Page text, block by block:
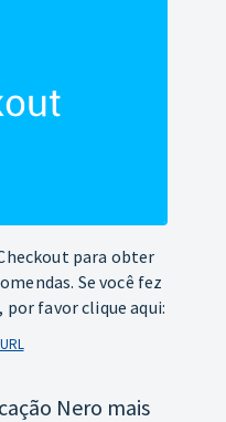
para obter
Se você fez
por favor clique aqui:
Nero mais